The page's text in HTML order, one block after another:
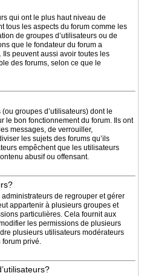
qui ont le plus haut niveau de
tous les aspects du forum comme les
de groupes d’utilisateurs ou de
que le fondateur du forum a
peuvent aussi avoir toutes les
des forums, selon ce que le
groupes d’utilisateurs) dont le
le bon fonctionnement du forum. Ils ont
messages, de verrouiller,
les sujets des forums qu’ils
empêchent que les utilisateurs
abusif ou offensant.
de regrouper et gérer
appartenir à plusieurs groupes et
particulières. Cela fournit aux
les permissions de plusieurs
plusieurs utilisateurs modérateurs
forum privé.